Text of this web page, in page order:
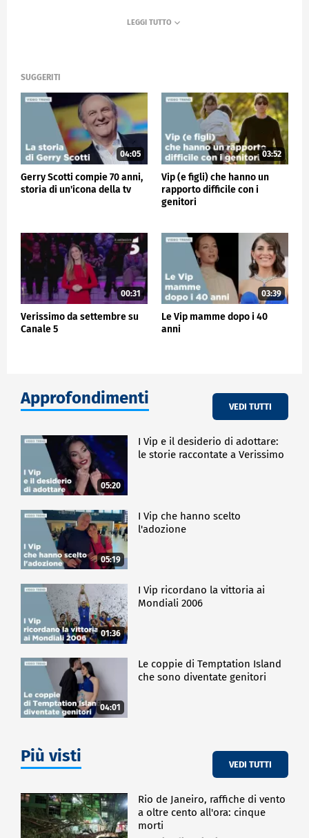
SUGGERITI
04:05
Gerry Scotti compie 70 anni,
storia di un'icona della tv
03:52
Vip (e figli) che hanno un
rapporto difficile con i
genitori
00:31
Verissimo da settembre su
Canale 5
03:39
Le Vip mamme dopo i 40
anni
Approfondimenti VEDI TUTTI
05:20
I Vip e il desiderio di adottare:
le storie raccontate a Verissimo
05:19
I Vip che hanno scelto
l'adozione
01:36
I Vip ricordano la vittoria ai
Mondiali 2006
04:01
Le coppie di Temptation Island
che sono diventate genitori
Più visti VEDI TUTTI
Rio de Janeiro, raffiche di vento
a oltre cento all'ora: cinque
morti